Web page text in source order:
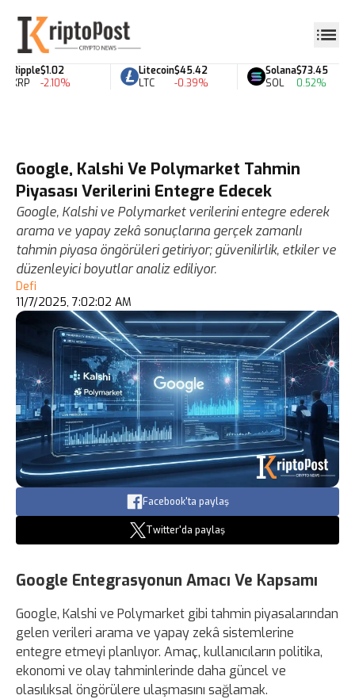
Ripple
XRP
$1.02
-2.10%
Litecoin
LTC
$45.42
-0.39%
Solana
SOL
$73.45
0.52%
Google, Kalshi Ve Polymarket Tahmin
Piyasası Verilerini Entegre Edecek
Google, Kalshi ve Polymarket verilerini entegre ederek
arama ve yapay zekâ sonuçlarına gerçek zamanlı
tahmin piyasa öngörüleri getiriyor; güvenilirlik, etkiler ve
düzenleyici boyutlar analiz ediliyor.
Defi
11/7/2025, 7:02:02 AM
Facebook'ta paylaş
Twitter'da paylaş
Google Entegrasyonun Amacı Ve Kapsamı
Google, Kalshi ve Polymarket gibi tahmin piyasalarından
gelen verileri arama ve yapay zekâ sistemlerine
entegre etmeyi planlıyor. Amaç, kullanıcıların politika,
ekonomi ve olay tahminlerinde daha güncel ve
olasılıksal öngörülere ulaşmasını sağlamak.